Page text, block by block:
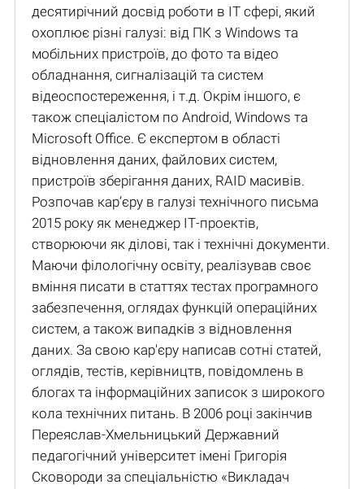
десятирічний досвід роботи в IT сфері, який
охоплює різні галузі: від ПК з Windows та
мобільних пристроїв, до фото та відео
обладнання, сигналізацій та систем
відеоспостереження, і т.д. Окрім іншого, є
також спеціалістом по Android, Windows та
Microsoft Office. Є експертом в області
відновлення даних, файлових систем,
пристроїв зберігання даних, RAID масивів.
Розпочав кар’єру в галузі технічного письма
2015 року як менеджер ІТ-проектів,
створюючи як ділові, так і технічні документи.
Маючи філологічну освіту, реалізував своє
вміння писати в статтях тестах програмного
забезпечення, оглядах функцій операційних
систем, а також випадків з відновлення
даних. За свою кар'єру написав сотні статей,
оглядів, тестів, керівництв, повідомлень в
блогах та інформаційних записок з широкого
кола технічних питань. В 2006 році закінчив
Переяслав-Хмельницький Державний
педагогічний університет імені Григорія
Сковороди за спеціальністю «Викладач